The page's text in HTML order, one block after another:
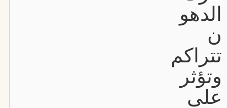
الدهو
ن
تتراكم
وتؤثر
على